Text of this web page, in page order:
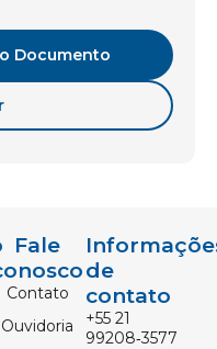
Documento
Fale
Contato
Ouvidoria
de
contato
‪+55 21
99208‑3577‬